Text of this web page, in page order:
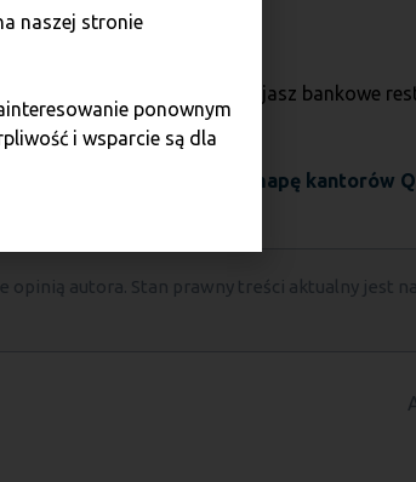
, wybierasz spokój. Omijasz bankowe
portfela.
jeszcze dzisiaj: 👉 Zobacz mapę kantorów
autora. Stan prawny treści aktualny jest
naszej stronie
ponownym
i wsparcie są dla